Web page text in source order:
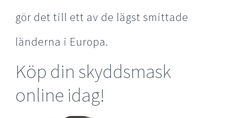
gör det till ett av de lägst smittade
länderna i Europa.
Köp din skyddsmask
online idag!